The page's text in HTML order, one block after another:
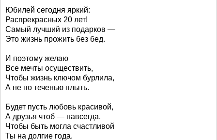
Юбилей сегодня яркий:
Распрекрасных 20 лет!
Самый лучший из подарков —
Это жизнь прожить без бед.
И поэтому желаю
Все мечты осуществить,
Чтобы жизнь ключом бурлила,
А не по теченью плыть.
Будет пусть любовь красивой,
А друзья чтоб — навсегда.
Чтобы быть могла счастливой
Ты на долгие года.